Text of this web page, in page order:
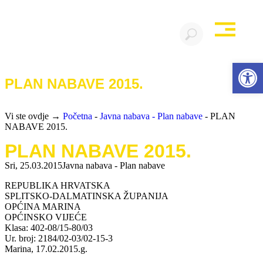
PLAN NABAVE 2015.
Vi ste ovdje → Početna - Javna nabava - Plan nabave - PLAN
NABAVE 2015.
PLAN NABAVE 2015.
Sri, 25.03.2015Javna nabava - Plan nabave
REPUBLIKA HRVATSKA
SPLITSKO-DALMATINSKA ŽUPANIJA
OPĆINA MARINA
OPĆINSKO VIJEĆE
Klasa: 402-08/15-80/03
Ur. broj: 2184/02-03/02-15-3
Marina, 17.02.2015.g.